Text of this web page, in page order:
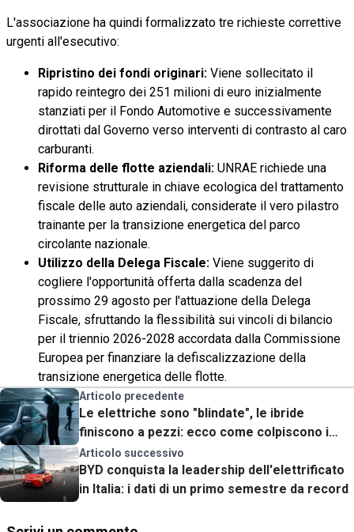
L'associazione ha quindi formalizzato tre richieste correttive
urgenti all'esecutivo:
Ripristino dei fondi originari: Viene sollecitato il
rapido reintegro dei 251 milioni di euro inizialmente
stanziati per il Fondo Automotive e successivamente
dirottati dal Governo verso interventi di contrasto al caro
carburanti.
Riforma delle flotte aziendali: UNRAE richiede una
revisione strutturale in chiave ecologica del trattamento
fiscale delle auto aziendali, considerate il vero pilastro
trainante per la transizione energetica del parco
circolante nazionale.
Utilizzo della Delega Fiscale: Viene suggerito di
cogliere l'opportunità offerta dalla scadenza del
prossimo 29 agosto per l'attuazione della Delega
Fiscale, sfruttando la flessibilità sui vincoli di bilancio
per il triennio 2026-2028 accordata dalla Commissione
Europea per finanziare la defiscalizzazione della
transizione energetica delle flotte.
Articolo precedente
Le elettriche sono "blindate", le ibride
finiscono a pezzi: ecco come colpiscono i
nuovi ladri hi-tech
Articolo successivo
BYD conquista la leadership dell'elettrificato
in Italia: i dati di un primo semestre da record